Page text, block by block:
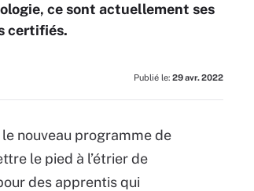
ce sont actuellement ses
certifiés.
Publié le: 29 avr. 2022
nouveau programme de
le pied à l’étrier de
des apprentis qui